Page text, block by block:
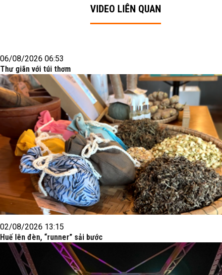
VIDEO LIÊN QUAN
06/08/2026 06:53
Thư giãn với túi thơm
02/08/2026 13:15
Huế lên đèn, “runner” sải bước